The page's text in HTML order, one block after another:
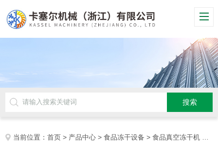
当前位置：首页 > 产品中心 >食品冻干设备 >食品真空冻干机